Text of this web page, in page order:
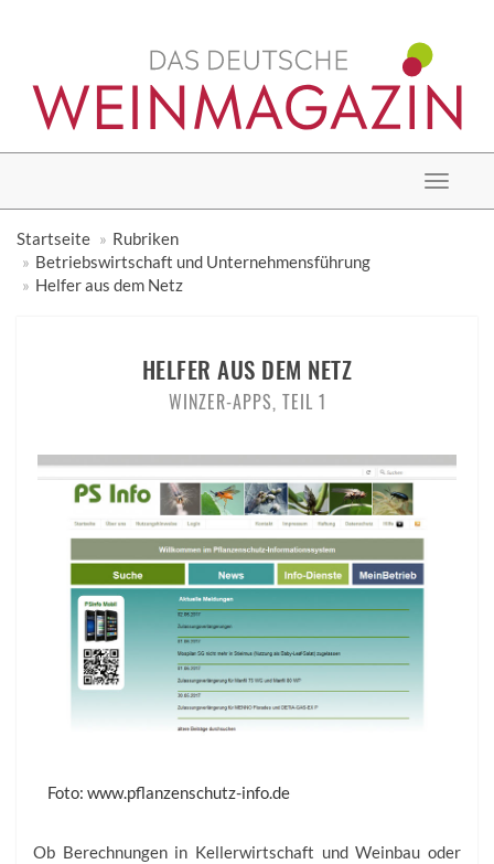
Toggle
Startseite
Rubriken
Betriebswirtschaft und Unternehmensführung
Helfer aus dem Netz
HELFER AUS DEM NETZ
WINZER-APPS, TEIL 1
Foto: www.pflanzenschutz-info.de
Ob Berechnungen in Kellerwirtschaft und Weinbau oder